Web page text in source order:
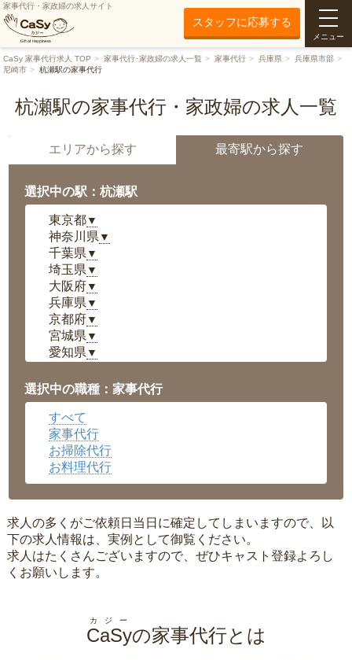
家事代行・家政婦の求人サイト
スタッフに応募する
メニュー
CaSy 家事代行求人 TOP 家事代行･家政婦の求人一覧 家事代行 兵庫県
兵庫県市部
尼崎市
杭瀬駅の家事代行
杭瀬駅の家事代行・家政婦の求人一覧
エリアから探す 最寄駅から探す
選択中の駅：杭瀬駅
東京都▼
神奈川県 ▼
千葉県 ▼
埼玉県 ▼
大阪府▼
兵庫県 ▼
京都府▼
宮城県 ▼
愛知県 ▼
岡山県▼
広島県▼
沖縄県
選択中の職種：家事代行
すべて
家事代行
お掃除代行
お料理代行
求人の多くがご依頼日当日に確定してしまいますので、以
下の求人情報は、実例として御覧ください。
求人はたくさんございますので、ぜひキャスト登録よろし
くお願いします。
CaSy
カジー
の家事代行とは